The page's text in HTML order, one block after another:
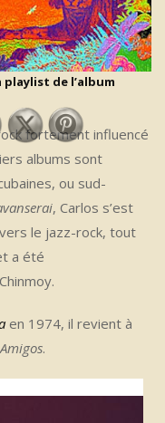
de l’album
fortement influencé
albums sont
ou sud-
, Carlos s’est
le jazz-rock, tout
a été
en 1974, il revient à
Amigos.